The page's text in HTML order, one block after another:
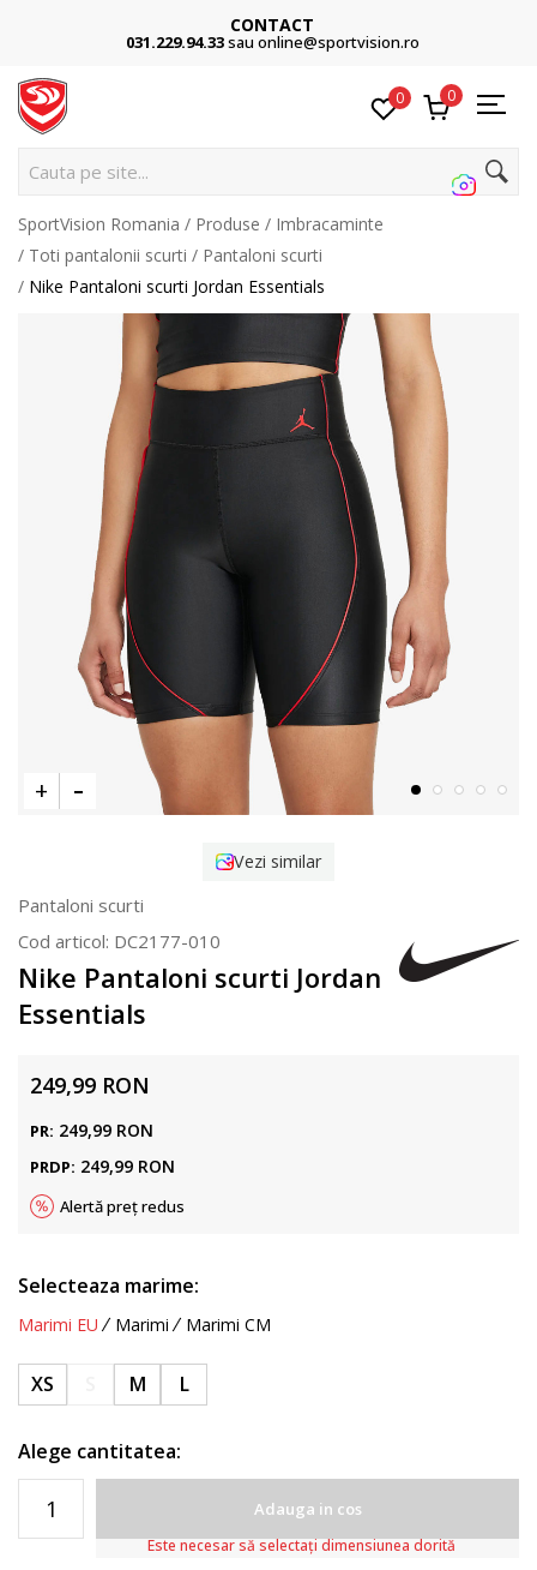
CONTACT
031.229.94.33sau online@sportvision.ro
0 0
Cauta pe site...
SportVision Romania Produse
Imbracaminte
Toti pantalonii scurti
Pantaloni scurti
Nike Pantaloni scurti Jordan Essentials
Vezi similar
Pantaloni scurti
Cod articol: DC2177-010
Nike Pantaloni scurti Jordan
Essentials
249,99 RON
PR: 249,99 RON
PRDP: 249,99 RON
Alertă preț redus
Selecteaza marime:
Marimi EU Marimi Marimi CM
XS M L
Alege cantitatea:
Adauga in cos
Este necesar să selectați dimensiunea dorită